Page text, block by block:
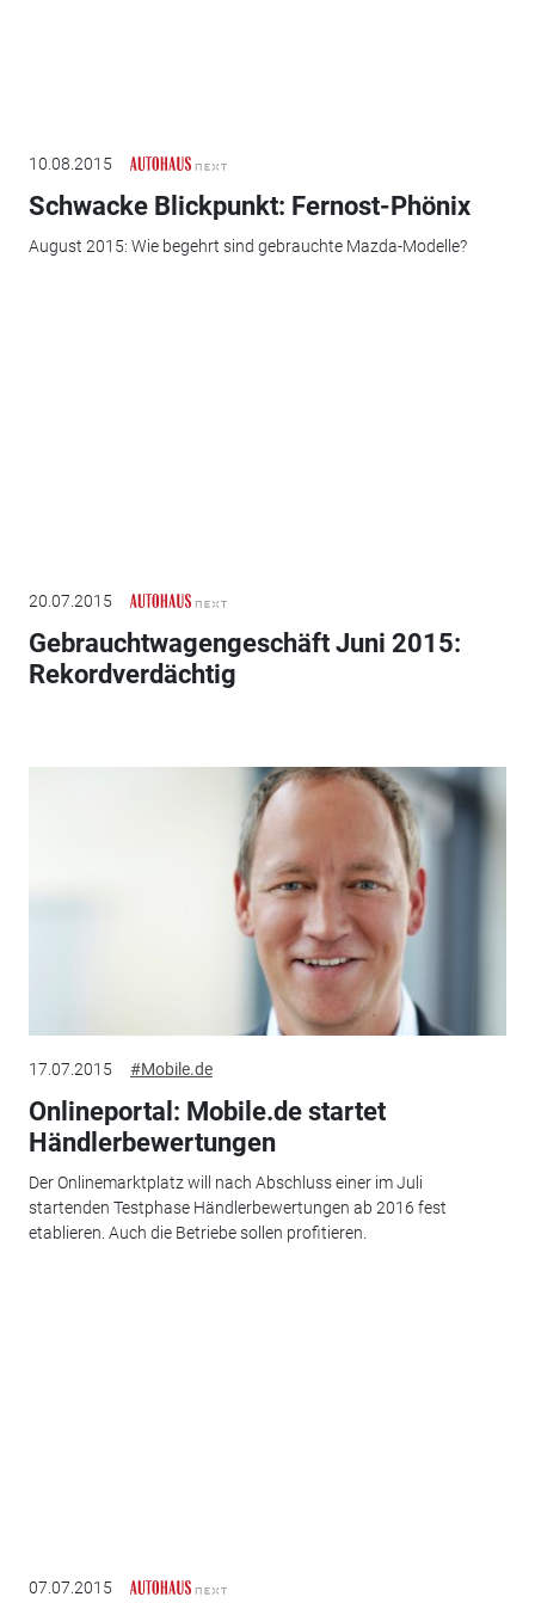
10.08.2015
Schwacke Blickpunkt: Fernost-Phönix
August 2015: Wie begehrt sind gebrauchte Mazda-Modelle?
20.07.2015
Gebrauchtwagengeschäft Juni 2015:
Rekordverdächtig
17.07.2015 #Mobile.de
Onlineportal: Mobile.de startet
Händlerbewertungen
Der Onlinemarktplatz will nach Abschluss einer im Juli
startenden Testphase Händlerbewertungen ab 2016 fest
etablieren. Auch die Betriebe sollen profitieren.
07.07.2015